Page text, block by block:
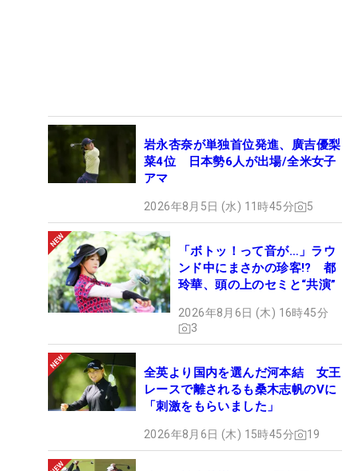
岩永杏奈が単独首位発進、廣吉優梨
菜4位 日本勢6人が出場/全米女子
アマ
2026年8月5日 (水) 11時45分 5
「ボトッ！って音が…」ラウ
ンド中にまさかの珍客!? 都
玲華、頭の上のセミと“共演”
2026年8月6日 (木) 16時45分
3
全英より国内を選んだ河本結 女王
レースで離されるも桑木志帆のVに
「刺激をもらいました」
2026年8月6日 (木) 15時45分 19